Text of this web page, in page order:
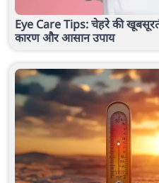
Eye Care Tips: चेहरे की
कारण और आसान उपाय